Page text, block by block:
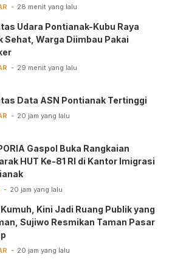
28 menit yang lalu
Udara Pontianak-Kubu Raya
Sehat, Warga Diimbau Pakai
29 menit yang lalu
Data ASN Pontianak Tertinggi
20 jam yang lalu
Gaspol Buka Rangkaian
HUT Ke-81 RI di Kantor Imigrasi
20 jam yang lalu
Kini Jadi Ruang Publik yang
Sujiwo Resmikan Taman Pasar
20 jam yang lalu